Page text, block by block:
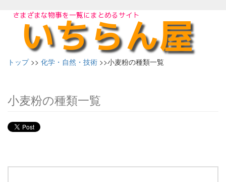
トップ >> 化学・自然・技術 >>小麦粉の種類一覧
小麦粉の種類一覧